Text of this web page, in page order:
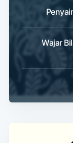
Wajar